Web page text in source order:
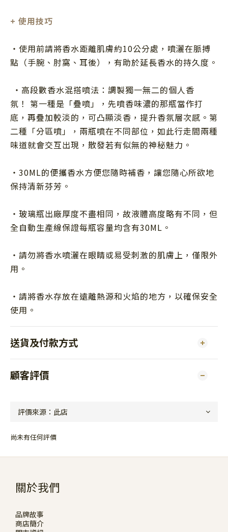
+ 使用技巧
・使用前請將香水距離肌膚約10公分處，噴灑在脈搏
點（手腕、肘窩、耳後），有助於延長香水的持久度。
・高段數香水混搭噴法：調製獨一無二的個人香
氛！ 第一種是「疊噴」，先噴香味濃的那瓶當作打
底，再疊加較淡的，可凸顯淡香，提升香氛層次感。第
二種「分區噴」，兩瓶噴在不同部位，如此行走間兩種
味道就會交互出現，散發若有似無的神秘魅力。
・ 30ML的便攜香水方便您隨時補香，讓您隨心所欲地
保持清新芬芳。
・玻璃瓶出廠厚度不盡相同，故液體高度略有不同，但
全自動生產線保證每瓶容量均含有30ML。
・請勿將香水噴灑在眼睛或易受刺激的肌膚上，僅限外
用。
・請將香水存放在遠離熱源和火焰的地方，以確保安全
使用。
送貨及付款方式
顧客評價
尚未有任何評價
關於我們
品牌故事
商店簡介